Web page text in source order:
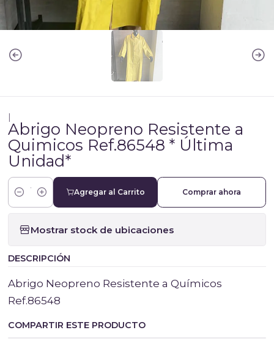
|
Abrigo Neopreno Resistente a
Quimicos Ref.86548 * Última
Unidad*
Cantidad
Agregar al Carrito Comprar ahora
Mostrar stock de ubicaciones
DESCRIPCIÓN
Abrigo Neopreno Resistente a Químicos
Ref.86548
COMPARTIR ESTE PRODUCTO